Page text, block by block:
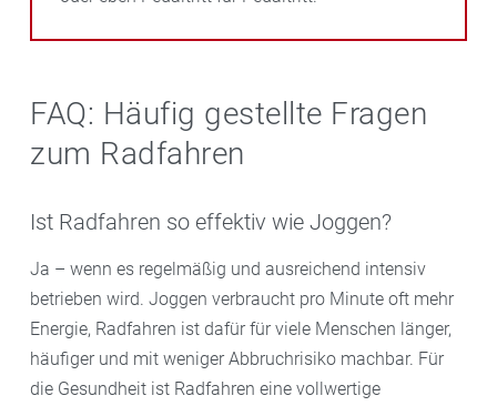
FAQ: Häufig gestellte Fragen
zum Radfahren
Ist Radfahren so effektiv wie Joggen?
Ja – wenn es regelmäßig und ausreichend intensiv
betrieben wird. Joggen verbraucht pro Minute oft mehr
Energie, Radfahren ist dafür für viele Menschen länger,
häufiger und mit weniger Abbruchrisiko machbar. Für
die Gesundheit ist Radfahren eine vollwertige